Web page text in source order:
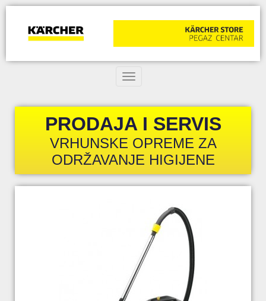
Toggle navigation
PRODAJA I SERVIS
VRHUNSKE OPREME ZA
ODRŽAVANJE HIGIJENE